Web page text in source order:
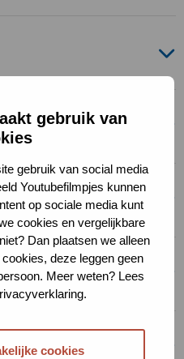
gebruik van
gebruik van social media
Youtubefilmpjes kunnen
op sociale media kunt
cookies en vergelijkbare
Dan plaatsen we alleen
deze leggen geen
Meer weten? Lees
cookies